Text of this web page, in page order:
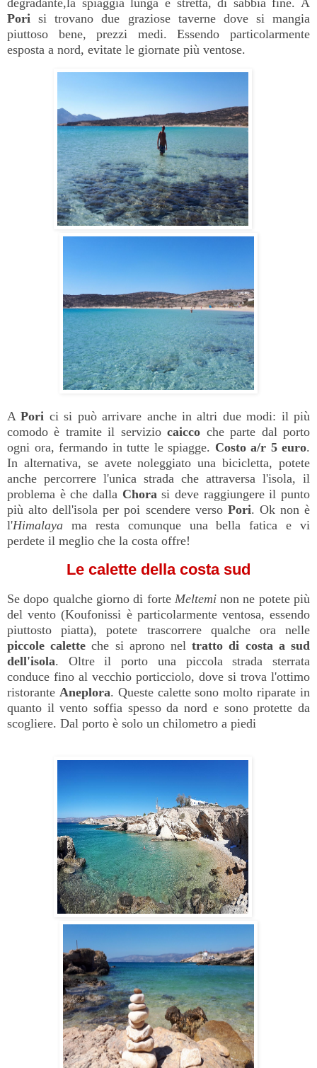
degradante,la spiaggia lunga e stretta, di sabbia fine. A
Pori si trovano due graziose taverne dove si mangia
piuttoso bene, prezzi medi. Essendo particolarmente
esposta a nord, evitate le giornate più ventose.
APori ci si può arrivare anche in altri due modi: il più
comodo è tramite il serviziocaicco che parte dal porto
ogni ora, fermando in tutte le spiagge. Costo a/r 5 euro.
In alternativa, se avete noleggiato una bicicletta, potete
anche percorrere l'unica strada che attraversa l'isola, il
problema è che dalla Chora si deve raggiungere il punto
più alto dell'isola per poi scendere verso Pori. Ok non è
l'Himalaya ma resta comunque una bella fatica e vi
perdete il meglio che la costa offre!
Le calette della costa sud
Se dopo qualche giorno di forte Melteminon ne potete più
del vento (Koufonissi è particolarmente ventosa, essendo
piuttosto piatta), potete trascorrere qualche ora nelle
piccole calette che si aprono neltratto di costa a sud
dell'isola. Oltre il porto una piccola strada sterrata
conduce fino al vecchio porticciolo, dove si trova l'ottimo
ristorante Aneplora. Queste calette sono molto riparate in
quanto il vento soffia spesso da nord e sono protette da
scogliere. Dal porto è solo un chilometro a piedi